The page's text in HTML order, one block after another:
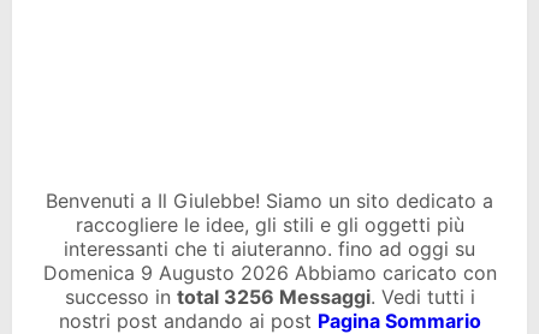
Benvenuti a Il Giulebbe! Siamo un sito dedicato a
raccogliere le idee, gli stili e gli oggetti più
interessanti che ti aiuteranno. fino ad oggi su
Domenica 9 Augusto 2026 Abbiamo caricato con
successo in total 3256 Messaggi. Vedi tutti i
nostri post andando ai post Pagina Sommario